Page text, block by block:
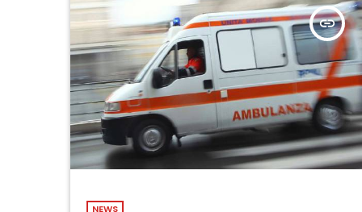
insert_link
NEWS